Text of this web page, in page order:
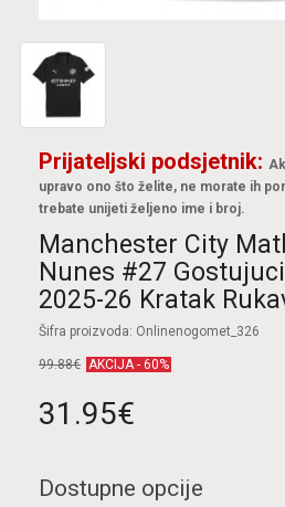
Prijateljski podsjetnik:
upravo ono što želite, ne morate ih
trebate unijeti željeno ime i broj.
Manchester City
Nunes #27
2025-26 Kratak
Šifra proizvoda: Onlinenogomet_326
99.88€ AKCIJA - 60%
31.95€
Dostupne opcije